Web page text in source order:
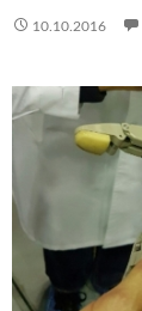
10.10.2016